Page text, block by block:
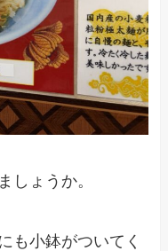
しょうか。
も小鉢がついてく